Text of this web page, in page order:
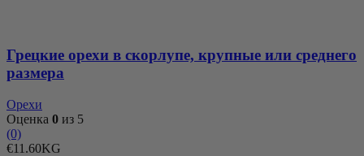
Грецкие орехи в скорлупе, крупные или среднего
размера
Орехи
Оценка 0 из 5
(0)
€11.60KG